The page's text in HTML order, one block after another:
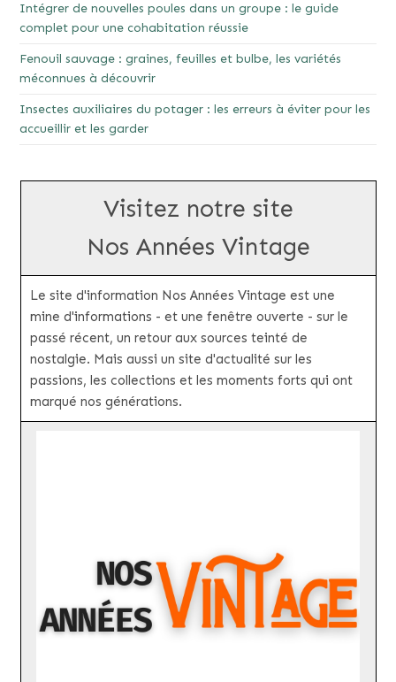
Intégrer de nouvelles poules dans un groupe : le guide
complet pour une cohabitation réussie
Fenouil sauvage : graines, feuilles et bulbe, les variétés
méconnues à découvrir
Insectes auxiliaires du potager : les erreurs à éviter pour les
accueillir et les garder
Visitez notre site
Nos Années Vintage
Le site d'information Nos Années Vintage est une
mine d'informations - et une fenêtre ouverte - sur le
passé récent, un retour aux sources teinté de
nostalgie. Mais aussi un site d'actualité sur les
passions, les collections et les moments forts qui ont
marqué nos générations.